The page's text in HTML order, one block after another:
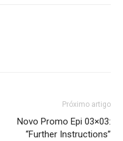
Próximo artigo
Novo Promo Epi 03×03:
“Further Instructions”